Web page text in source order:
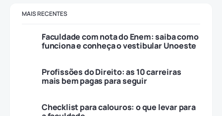
MAIS RECENTES
Faculdade com nota do Enem: saiba como
funciona e conheça o vestibular Unoeste
Profissões do Direito: as 10 carreiras
mais bem pagas para seguir
Checklist para calouros: o que levar para